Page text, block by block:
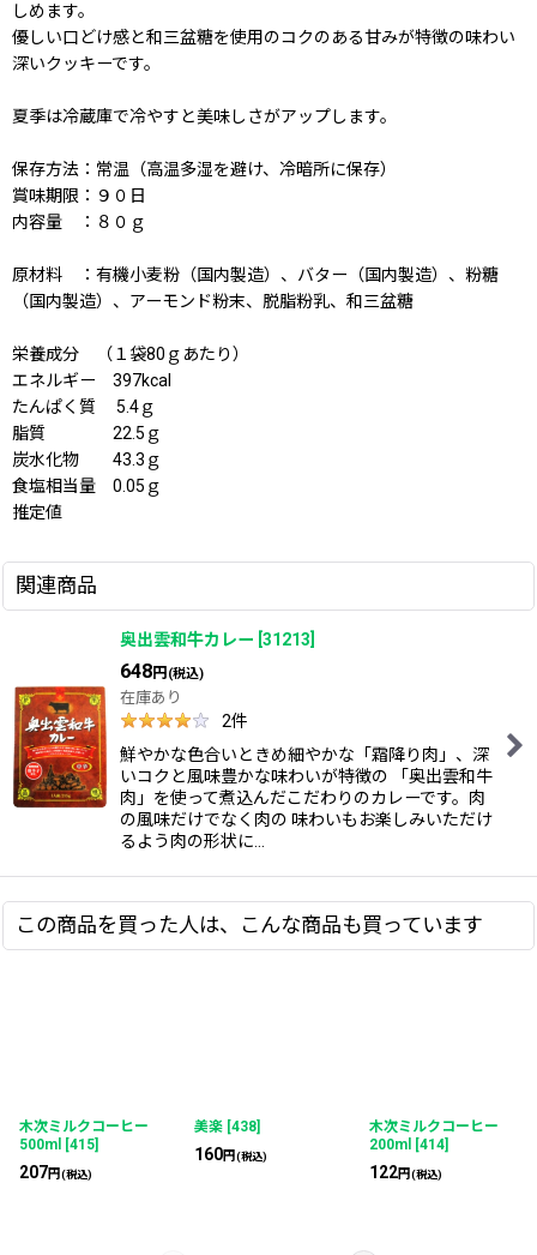
しめます。
優しい口どけ感と和三盆糖を使用のコクのある甘みが特徴の味わい
深いクッキーです。
夏季は冷蔵庫で冷やすと美味しさがアップします。
保存方法：常温（高温多湿を避け、冷暗所に保存）
賞味期限：９０日
内容量 ：８０ｇ
原材料 ：有機小麦粉（国内製造）、バター（国内製造）、粉糖
（国内製造）、アーモンド粉末、脱脂粉乳、和三盆糖
栄養成分 （１袋80ｇあたり）
エネルギー 397kcal
たんぱく質 5.4ｇ
脂質 22.5ｇ
炭水化物 43.3ｇ
食塩相当量 0.05ｇ
推定値
関連商品
奥出雲和牛カレー 31213
648円 (税込)
在庫あり
2件
鮮やかな色合いときめ細やかな「霜降り肉」、深
いコクと風味豊かな味わいが特徴の 「奥出雲和牛
肉」を使って煮込んだこだわりのカレーです。肉
の風味だけでなく肉の 味わいもお楽しみいただけ
るよう肉の形状に…
この商品を買った人は、こんな商品も買っています
木次ミルクコーヒー
500ml [415]
207円(税込)
美楽 [438]
160円(税込)
木次ミルクコーヒー
200ml [414]
122円(税込)